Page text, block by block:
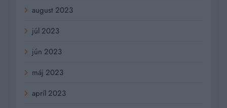
august 2023
júl 2023
jún 2023
máj 2023
apríl 2023